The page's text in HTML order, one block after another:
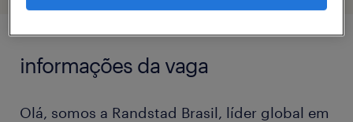
informações da vaga
Olá, somos a Randstad Brasil, líder global em